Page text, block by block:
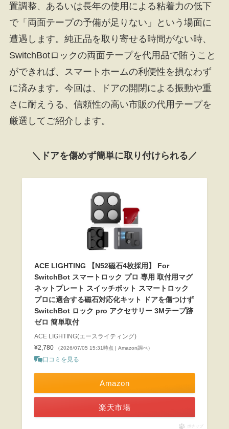
置調整、あるいは長年の使用による粘着力の低下
で「両面テープの予備が足りない」という場面に
遭遇します。純正品を取り寄せる時間がない時、
SwitchBotロックの両面テープを代用品で賄うこと
ができれば、スマートホームの利便性を損なわず
に済みます。今回は、ドアの開閉による振動や重
さに耐えうる、信頼性の高い市販の代用テープを
厳選してご紹介します。
＼ドアを傷めず簡単に取り付けられる／
ACE LIGHTING 【N52磁石4枚採用】 For
SwitchBot スマートロック プロ 専用 取付用マグ
ネットプレート スイッチボット スマートロック
プロに適合する磁石対応化キット ドアを傷つけず
SwitchBot ロック pro アクセサリー 3Mテープ跡
ゼロ 簡単取付
ACE LIGHTING(エースライティング)
¥2,780
（2026/07/05 15:31時点 | Amazon調べ）
口コミを見る
Amazon
楽天市場
ポチップ